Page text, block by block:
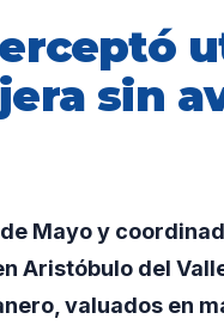
sin
Mayo y
Aristóbulo del
valuados en